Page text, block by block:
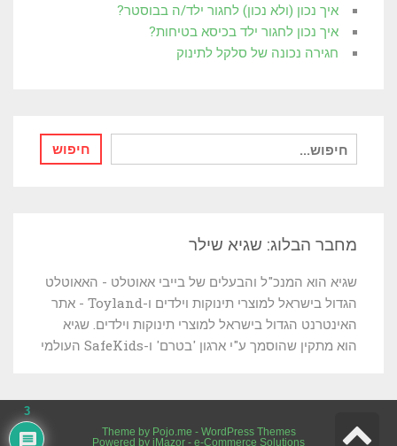
איך נכון (ולא נכון) לחגור ילד/ה בבוסטר?
איך נכון לחגור ילד בכיסא בטיחות?
חגירה נכונה של סלקל לתינוק
חיפוש
עבור:
חיפוש
מחבר הבלוג: שגיא שילר
שגיא הוא המנכ"ל והבעלים של בייבי אאוטלט - האאוטלט
הגדול בישראל למוצרי תינוקות וילדים ו-Toyland - אתר
האינטרנט הגדול בישראל למוצרי תינוקות וילדים. שגיא
הוא מתקין שהוסמך ע"י ארגון 'בטרם' ו-SafeKids העולמי
Theme by Pojo.me - WordPress Themes
Powered by iMazor - e-Commerce Solutions גלילה
3